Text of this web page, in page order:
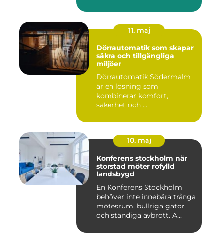
11. maj
Dörrautomatik som skapar
säkra och tillgängliga
miljöer
Dörrautomatik Södermalm
är en lösning som
kombinerar komfort,
säkerhet och ...
10. maj
Konferens stockholm när
storstad möter rofylld
landsbygd
En Konferens Stockholm
behöver inte innebära trånga
mötesrum, bullriga gator
och ständiga avbrott. A...